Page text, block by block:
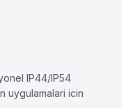
IP44/IP54
uygulamalari icin